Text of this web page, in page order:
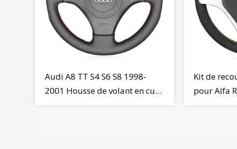
Audi A8 TT S4 S6 S8 1998-
2001 Housse de volant en cuir
Kit de
pour Alfa